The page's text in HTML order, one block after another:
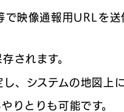
映像通報用URLを
されます。
、システムの地図上
りとりも可能です。